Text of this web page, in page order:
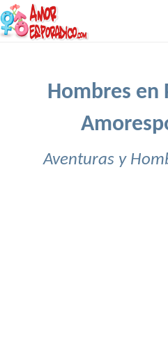
Hombres en
Aventuras y